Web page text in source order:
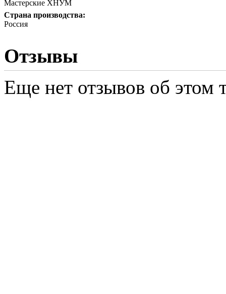
Мастерские ХНУМ
Страна производства:
Россия
Отзывы
Еще нет отзывов об этом